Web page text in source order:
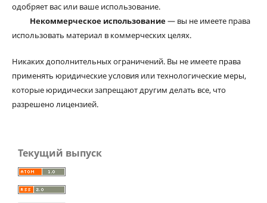
одобряет вас или ваше использование.
Некоммерческое использование— вы не имеете права
использовать материал в коммерческих целях.
Никаких дополнительных ограничений. Вы не имеете права
применять юридические условия или технологические меры,
которые юридически запрещают другим делать все, что
разрешено лицензией.
Текущий выпуск